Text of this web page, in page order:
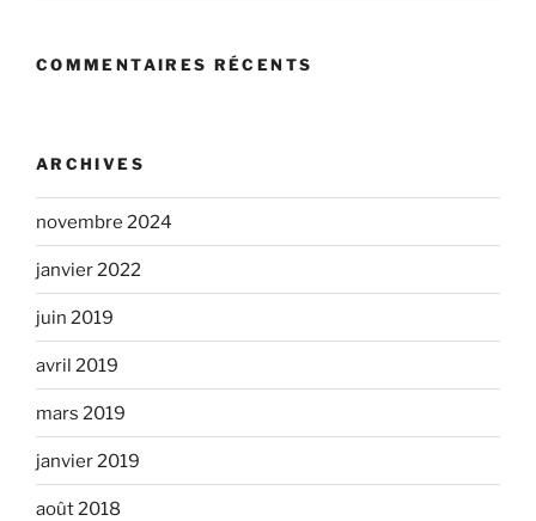
COMMENTAIRES RÉCENTS
ARCHIVES
novembre 2024
janvier 2022
juin 2019
avril 2019
mars 2019
janvier 2019
août 2018